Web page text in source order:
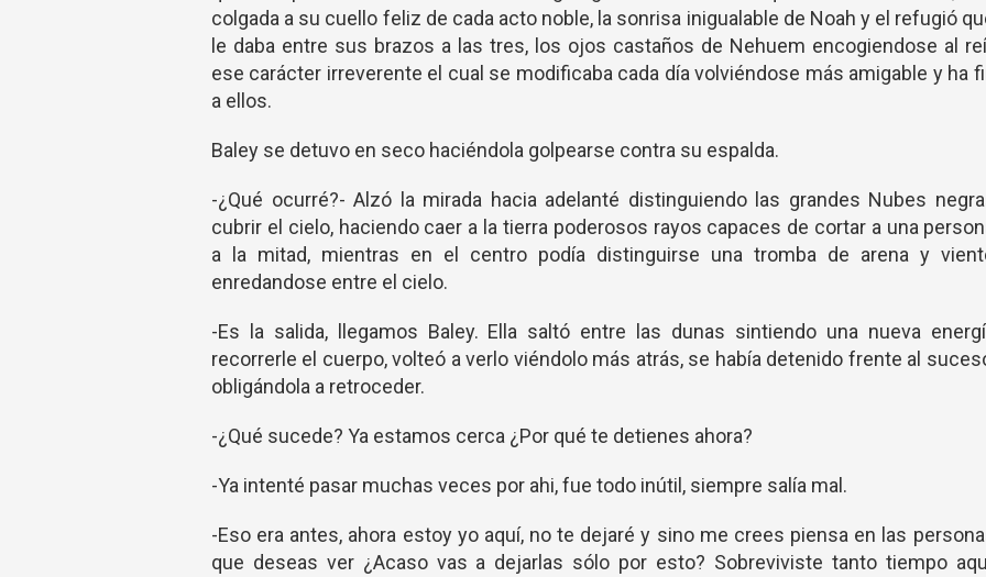
colgada a su cuello feliz de cada acto noble, la sonrisa inigualable de Noah y el refugió
le daba entre sus brazos a las tres, los ojos castaños de Nehuem encogiendose al
ese carácter irreverente el cual se modificaba cada día volviéndose más amigable y ha
a ellos.
Baley se detuvo en seco haciéndola golpearse contra su espalda.
-¿Qué ocurré?- Alzó la mirada hacia adelanté distinguiendo las grandes Nubes
cubrir el cielo, haciendo caer a la tierra poderosos rayos capaces de cortar a una
a la mitad, mientras en el centro podía distinguirse una tromba de arena y
enredandose entre el cielo.
-Es la salida, llegamos Baley. Ella saltó entre las dunas sintiendo una nueva
recorrerle el cuerpo, volteó a verlo viéndolo más atrás, se había detenido frente al
obligándola a retroceder.
-¿Qué sucede? Ya estamos cerca ¿Por qué te detienes ahora?
-Ya intenté pasar muchas veces por ahi, fue todo inútil, siempre salía mal.
-Eso era antes, ahora estoy yo aquí, no te dejaré y sino me crees piensa en las
que deseas ver ¿Acaso vas a dejarlas sólo por esto? Sobreviviste tanto tiempo